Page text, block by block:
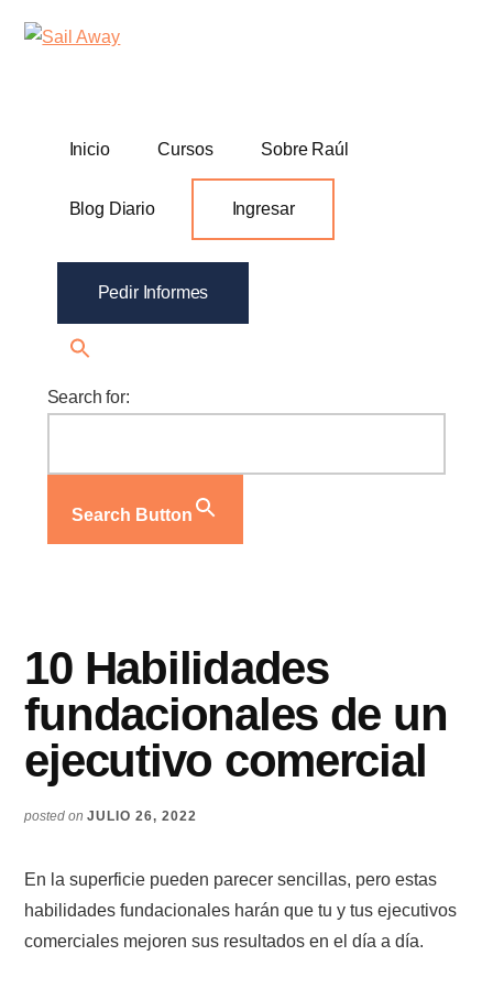
Additional
menu
Sail
Academia
Inicio
Cursos Sobre Raúl
Blog Diario Ingresar
Pedir Informes
Search for:
Search Button
10 Habilidades
fundacionales de un
ejecutivo comercial
posted onJULIO 26, 2022
En la superficie pueden parecer sencillas, pero estas
habilidades fundacionales harán que tu y tus ejecutivos
comerciales mejoren sus resultados en el día a día.